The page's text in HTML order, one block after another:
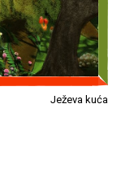
Ježeva kuća